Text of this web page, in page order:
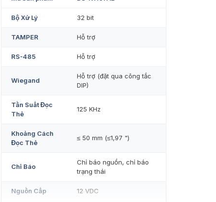
Bộ Xử Lý 32 bit
TAMPER Hỗ trợ
RS-485 Hỗ trợ
Wiegand
Hỗ trợ (đặt qua công tắc
DIP)
Tần Suất Đọc
Thẻ
125 KHz
Khoảng Cách
Đọc Thẻ
≤ 50 mm (≤1,97 ")
Chỉ Báo
Chỉ báo nguồn, chỉ báo
trạng thái
Nguồn Cấp 12 VDC